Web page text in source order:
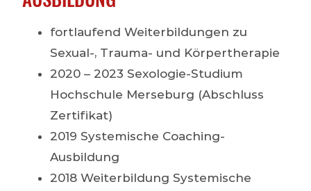
fortlaufend Weiterbildungen zu
Sexual-, Trauma- und Körpertherapie
2020 – 2023 Sexologie-Studium
Hochschule Merseburg (Abschluss
Zertifikat)
2019 Systemische Coaching-
Ausbildung
2018 Weiterbildung Systemische